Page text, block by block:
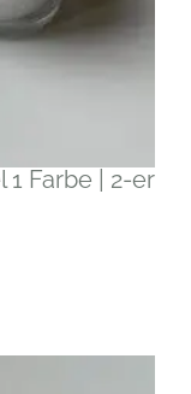
1 Farbe | 2-er